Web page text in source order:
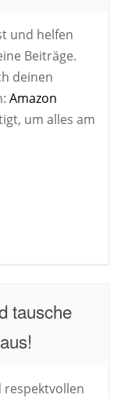
und helfen
Beiträge.
deinen
Amazon
um alles am
tausche